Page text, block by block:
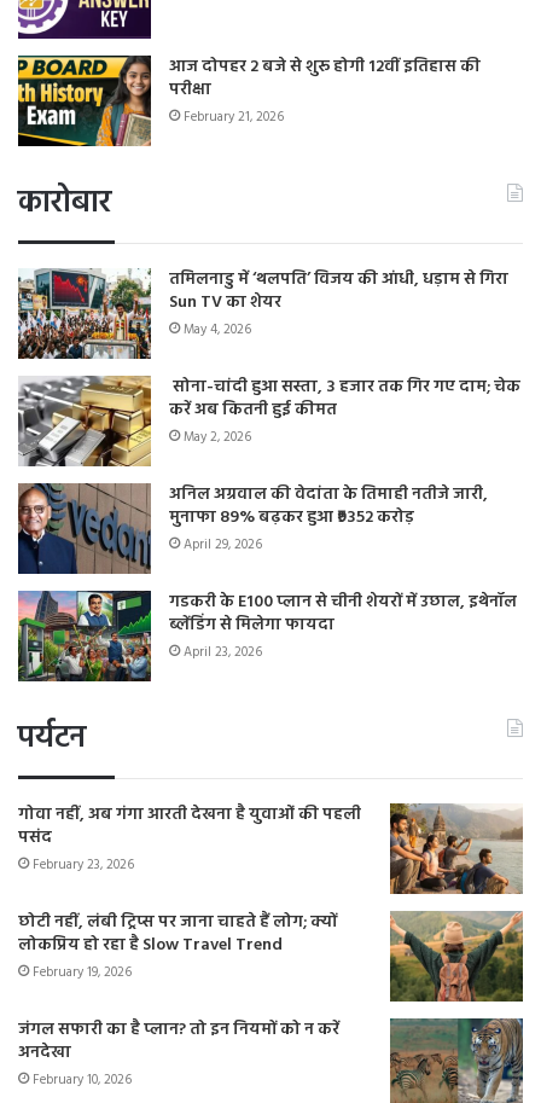
आज दोपहर 2 बजे से शुरू होगी 12वीं इतिहास की
परीक्षा
February 21, 2026
कारोबार
तमिलनाडु में ‘थलपति’ विजय की आंधी, धड़ाम से गिरा
Sun TV का शेयर
May 4, 2026
सोना-चांदी हुआ सस्ता, 3 हजार तक गिर गए दाम; चेक
करें अब कितनी हुई कीमत
May 2, 2026
अनिल अग्रवाल की वेदांता के तिमाही नतीजे जारी,
मुनाफा 89% बढ़कर हुआ ₹9352 करोड़
April 29, 2026
गडकरी के E100 प्लान से चीनी शेयरों में उछाल, इथेनॉल
ब्लेंडिंग से मिलेगा फायदा
April 23, 2026
पर्यटन
गोवा नहीं, अब गंगा आरती देखना है युवाओं की पहली
पसंद
February 23, 2026
छोटी नहीं, लंबी ट्रिप्स पर जाना चाहते हैं लोग; क्यों
लोकप्रिय हो रहा है Slow Travel Trend
February 19, 2026
जंगल सफारी का है प्लान? तो इन नियमों को न करें
अनदेखा
February 10, 2026